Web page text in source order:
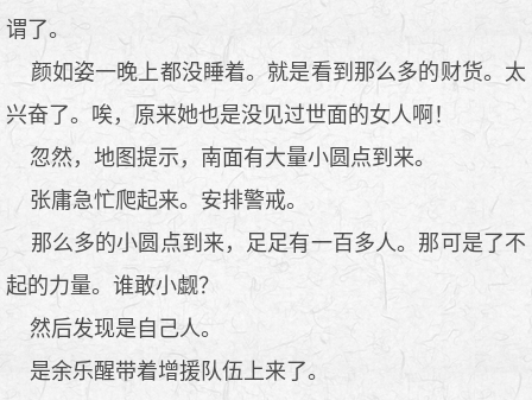
谓了。
颜如姿一晚上都没睡着。就是看到那么多的财货。太
兴奋了。唉，原来她也是没见过世面的女人啊！
忽然，地图提示，南面有大量小圆点到来。
张庸急忙爬起来。安排警戒。
那么多的小圆点到来，足足有一百多人。那可是了不
起的力量。谁敢小觑？
然后发现是自己人。
是余乐醒带着增援队伍上来了。